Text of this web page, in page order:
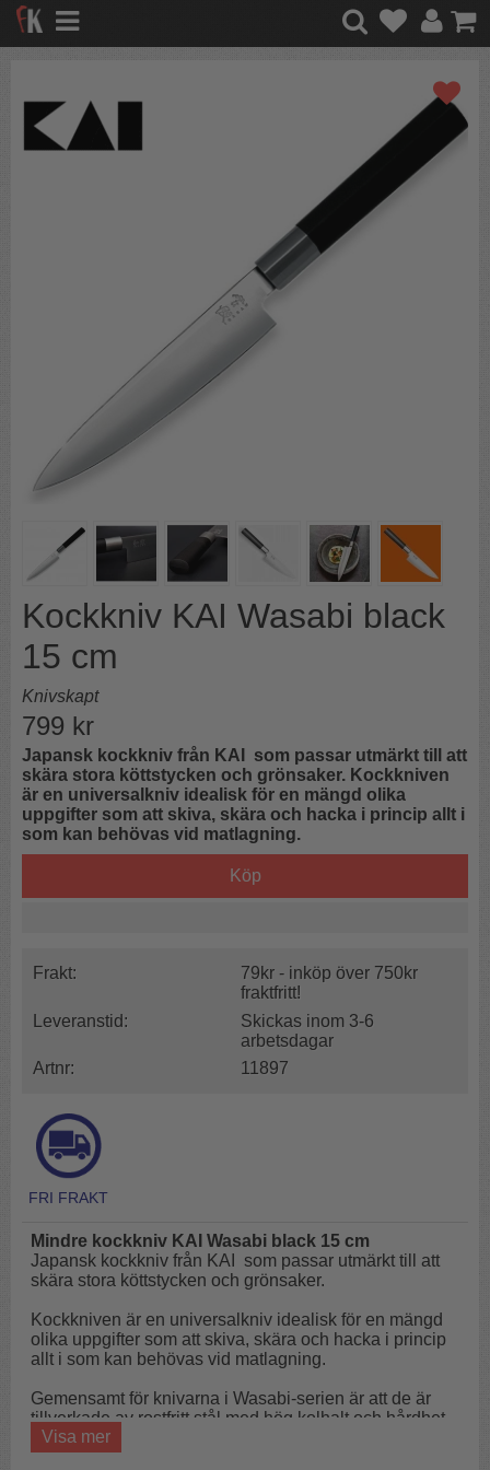
Kockkniv KAI Wasabi black
15 cm
Knivskapt
799 kr
Japansk kockkniv från KAI som passar utmärkt till att
skära stora köttstycken och grönsaker. Kockkniven
är en universalkniv idealisk för en mängd olika
uppgifter som att skiva, skära och hacka i princip allt i
som kan behövas vid matlagning.
Köp
Frakt:
79kr - inköp över 750kr
fraktfritt!
Leveranstid:
Skickas inom 3-6
arbetsdagar
Artnr:
11897
Mindre kockkniv KAI Wasabi black 15 cm
Japansk kockkniv från KAI som passar utmärkt till att
skära stora köttstycken och grönsaker.
Kockkniven är en universalkniv idealisk för en mängd
olika uppgifter som att skiva, skära och hacka i princip
allt i som kan behövas vid matlagning.
Gemensamt för knivarna i Wasabi-serien är att de är
tillverkade av rostfritt stål med hög kolhalt och hårdhet
och kan användas både i hemmet och i professionella
kök.
Visa mer